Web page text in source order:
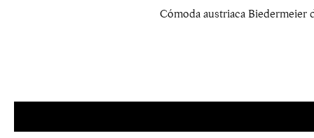
Cómoda austriaca Biedermeier